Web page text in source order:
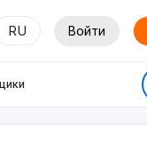
RU Войти